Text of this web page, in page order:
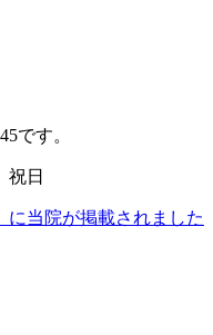
です。
祝日